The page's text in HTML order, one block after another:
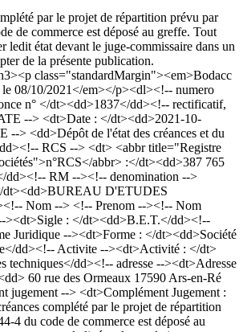
par le projet de répartition prévu par
de commerce est déposé au greffe. Tout
ledit état devant le juge-commissaire dans un
de la présente publication.
class="standardMargin"><em>Bodacc
08/10/2021</em></p><dl><!-- numero
n° </dt><dd>1837</dd><!-- rectificatif,
--> <dt>Date : </dt><dd>2021-10-
> <dd>Dépôt de l'état des créances et du
RCS --> <dt> <abbr title="Registre
abbr> :</dt><dd>387 765
dd><!-- RM --><!-- denomination -->
dt><dd>BUREAU D'ETUDES
Nom --> <!-- Prenom --><!-- Nom
><dt>Sigle : </dt><dd>B.E.T.</dd><!--
Juridique --><dt>Forme : </dt><dd>Société
dd><!-- Activite --><dt>Activité : </dt>
techniques</dd><!-- adresse --><dt>Adresse
60 rue des Ormeaux 17590 Ars-en-Ré
jugement --> <dt>Complément Jugement :
complété par le projet de répartition
4 du code de commerce est déposé au